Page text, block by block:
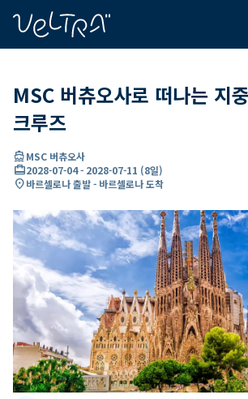
MSC 버츄오사로 떠나는 지
크루즈
directions_boatMSC 버츄오사
card_travel2028-07-04- 2028-07-11 (8일)
location_on바르셀로나 출발 - 바르셀로나 도착